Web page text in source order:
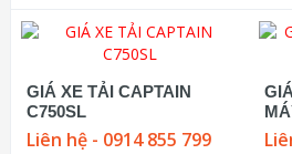
GIÁ XE TẢI CAPTAIN
C750SL
Liên hệ - 0914 855 799